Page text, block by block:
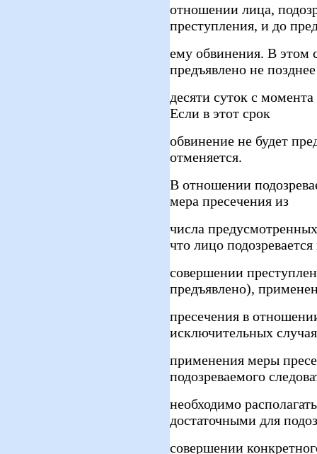
отношении лица,
преступления, и до
ему обвинения. В этом
предъявлено не позднее
десяти суток с
Если в этот срок
обвинение не будет
отменяется.
В отношении
мера пресечения из
числа
что лицо подозревается
совершении
предъявлено),
пресечения в
исключительных
применения меры
подозреваемого
необходимо
достаточными для
совершении